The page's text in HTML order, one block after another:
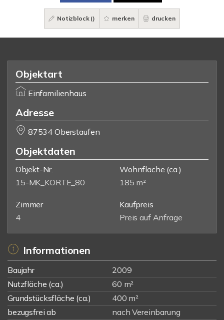
Notizblock () merken drucken
Objektart
Einfamilienhaus
Adresse
87534 Oberstaufen
Objektdaten
Objekt-Nr.
15-MK_KORTE_80
Wohnfläche (ca.)
185 m²
Zimmer
4
Kaufpreis
Preis auf Anfrage
Informationen
Baujahr
2009
Nutzfläche (ca.)
60 m²
Grundstücksfläche (ca.)
400 m²
bezugsfrei ab
nach Vereinbarung